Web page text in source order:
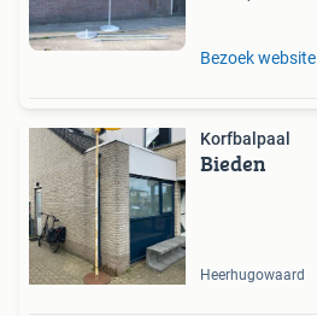
Bezoek website
Korfbalpaal
Bieden
Heerhugowaard